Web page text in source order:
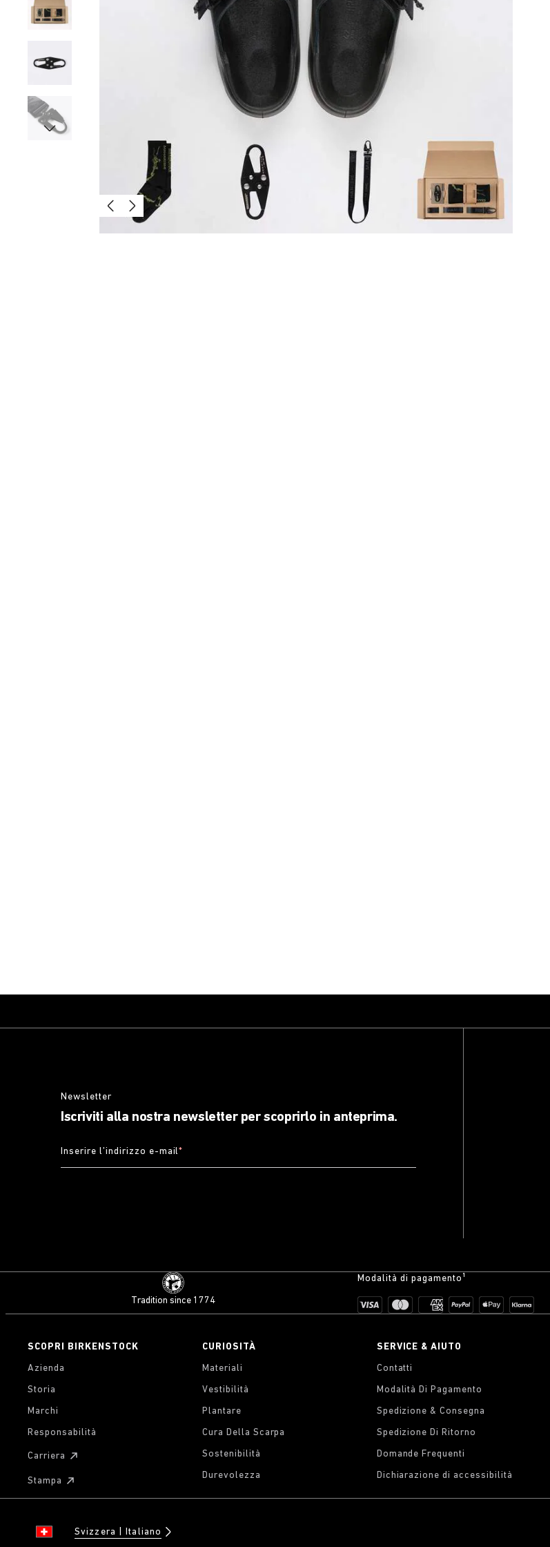
Newsletter
Iscriviti alla nostra newsletter per scoprirlo in anteprima.
Inserire l’indirizzo e-mail*
Tradition since 1774
Modalità di pagamento¹
SCOPRI BIRKENSTOCK
Azienda
Storia
Marchi
Responsabilità
Carriera
Stampa
CURIOSITÀ
Materiali
Vestibilità
Plantare
Cura Della Scarpa
Sostenibilità
Durevolezza
SERVICE & AIUTO
Contatti
Modalità Di Pagamento
Spedizione & Consegna
Spedizione Di Ritorno
Domande Frequenti
Dichiarazione di accessibilità
Svizzera Italiano